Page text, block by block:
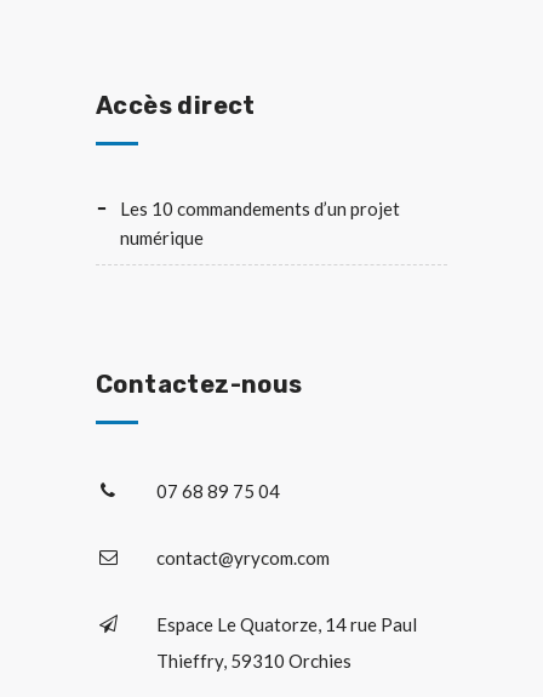
Accès direct
Les 10 commandements d’un projet
numérique
Contactez-nous
07 68 89 75 04
contact@yrycom.com
Espace Le Quatorze, 14 rue Paul
Thieffry, 59310 Orchies